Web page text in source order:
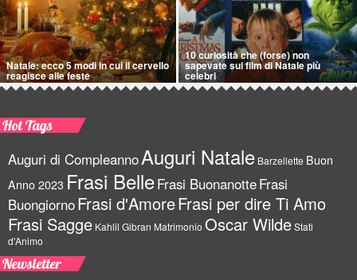
Natale: ecco 5 modi in cui il cervello
reagisce alle feste
10 curiosità che (forse) non
sapevate sui film di Natale più
celebri
Hot Tags
Auguri di CompleannoAuguri Natale Barzellette Buon
Anno 2023 Frasi BelleFrasi BuonanotteFrasi
BuongiornoFrasi d'AmoreFrasi per dire Ti Amo
Frasi Sagge Kahlil Gibran Matrimonio Oscar WildeStati
d'Animo
Newsletter